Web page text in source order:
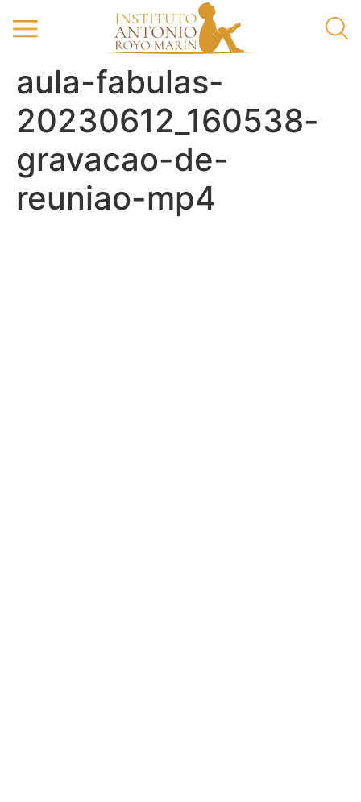
aula-fabulas-
20230612_160538-
gravacao-de-
reuniao-mp4